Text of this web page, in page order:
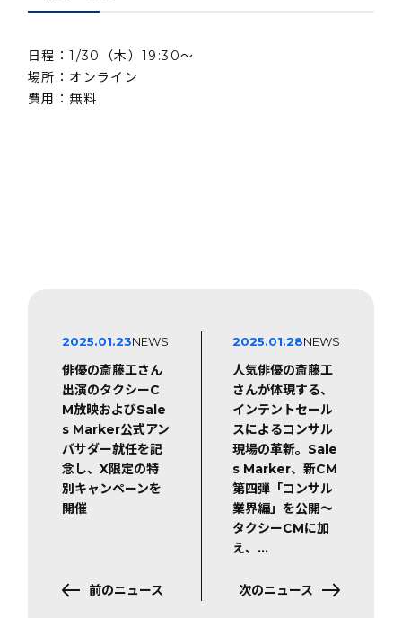
日程：1/30（木）19:30〜
場所：オンライン
費用：無料
2025.01.23NEWS
俳優の斎藤工さん
出演のタクシーC
M放映およびSale
s Marker公式アン
バサダー就任を記
念し、X限定の特
別キャンペーンを
開催
前のニュース
2025.01.28NEWS
人気俳優の斎藤工
さんが体現する、
インテントセール
スによるコンサル
現場の革新。Sale
s Marker、新CM
第四弾「コンサル
業界編」を公開〜
タクシーCMに加
え、…
次のニュース